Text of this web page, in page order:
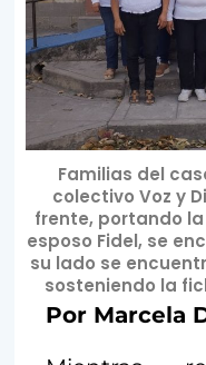
Familias del
colectivo Voz y
frente, portando
esposo Fidel, se
su lado se
sosteniendo la
Por Marcela